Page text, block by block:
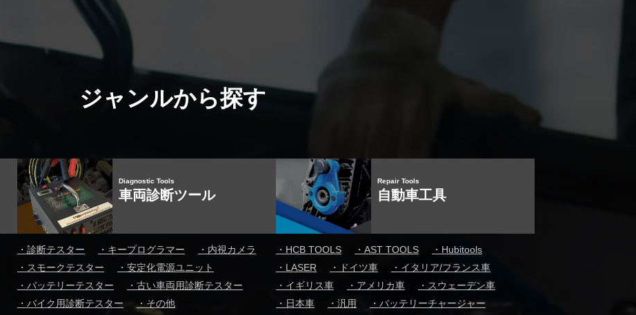
ジャンルから探す
Diagnostic Tools
車両診断ツール
・ 診断テスター ・ キープログラマー ・ 内視カメラ
・ スモークテスター ・ 安定化電源ユニット
・ バッテリーテスター ・ 古い車両用診断テスター
・ バイク用診断テスター ・ その他
Repair Tools
自動車工具
・ HCB TOOLS ・ AST TOOLS ・ Hubitools
・ LASER ・ ドイツ車 ・ イタリア/フランス車
・ イギリス車 ・ アメリカ車 ・ スウェーデン車
・ 日本車 ・ 汎用 ・ バッテリーチャージャー